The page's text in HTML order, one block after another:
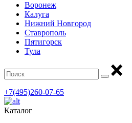
Воронеж
Калуга
Нижний Новгород
Ставрополь
Пятигорск
Тула
+7(495)260-07-65
Каталог